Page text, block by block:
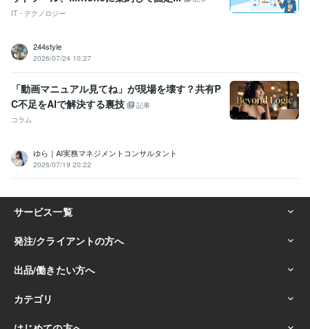
IT・テクノロジー
244style
2026/07/24 10:27
「動画マニュアル見てね」が現場を壊す？共有P
C不足をAIで解決する裏技
記事
コラム
ゆら｜AI実務マネジメントコンサルタント
2026/07/19 20:22